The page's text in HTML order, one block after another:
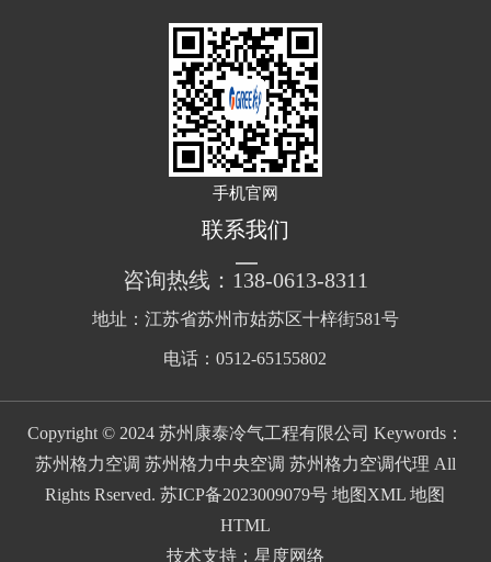
手机官网
联系我们
咨询热线：138-0613-8311
地址：江苏省苏州市姑苏区十梓街581号
电话：0512-65155802
Copyright © 2024 苏州康泰冷气工程有限公司 Keywords：
苏州格力空调 苏州格力中央空调 苏州格力空调代理 All
Rights Rserved.苏ICP备2023009079号 地图XML 地图
HTML
技术支持： 星度网络